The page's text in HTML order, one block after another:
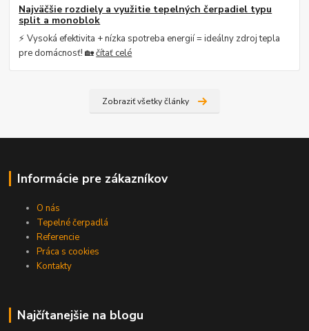
Najväčšie rozdiely a využitie tepelných čerpadiel typu
split a monoblok
⚡ Vysoká efektivita + nízka spotreba energií = ideálny zdroj tepla
pre domácnosť! 🏡čítať celé
Zobraziť všetky články
Informácie pre zákazníkov
O nás
Tepelné čerpadlá
Referencie
Práca s cookies
Kontakty
Najčítanejšie na blogu